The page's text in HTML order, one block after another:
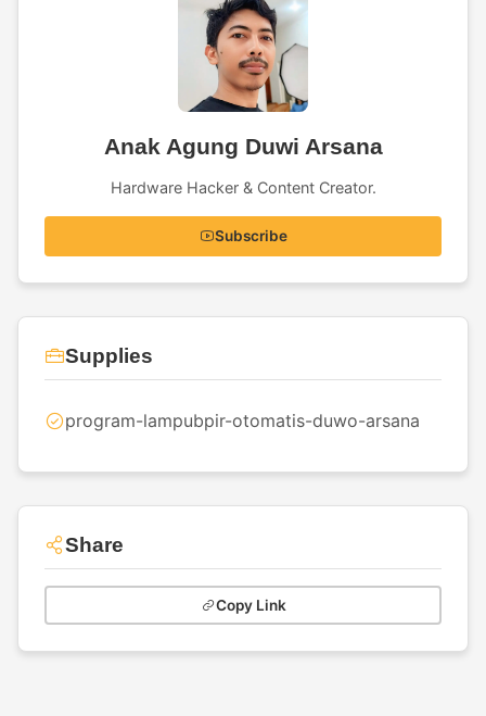
Anak Agung Duwi Arsana
Hardware Hacker & Content Creator.
Subscribe
Supplies
program-lampubpir-otomatis-duwo-arsana
Share
Copy Link